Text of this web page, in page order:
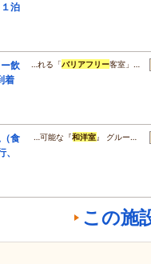
泊
飲
着
…れる「バリアフリー客室」…
食
…可能な『和洋室』 グルー…
この施